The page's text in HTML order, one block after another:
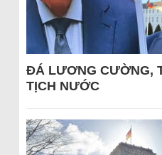
ĐÁ LƯƠNG CƯỜNG,
TỊCH NƯỚC